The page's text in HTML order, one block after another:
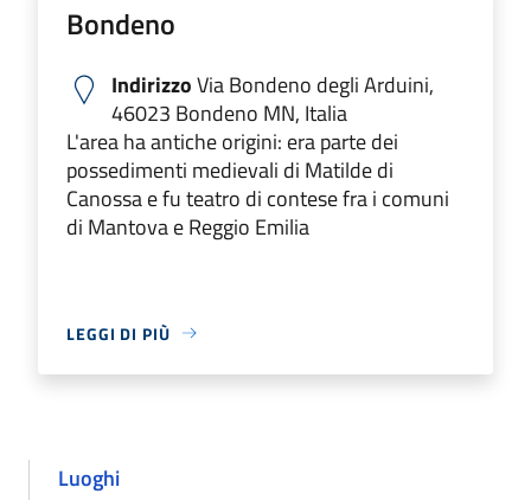
Bondeno
IndirizzoVia Bondeno degli Arduini,
46023 Bondeno MN, Italia
L'area ha antiche origini: era parte dei
possedimenti medievali di Matilde di
Canossa e fu teatro di contese fra i comuni
di Mantova e Reggio Emilia
LEGGI DI PIÙ
Luoghi